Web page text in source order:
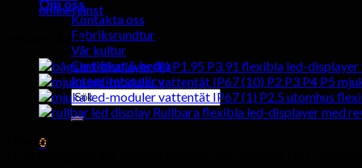
Om oss
Kontakta oss
Fabriksrundtur
Vår kultur
Certifikat & hedra
Integritetspolicy
Söka
efter:
0
onlinetjänst
heta produkter
P1.95 P3.91 flexibla led-
P2 P3 P4 P5
P2.5 utomhus
Rullbara flexibla led-displayer med
Om oss